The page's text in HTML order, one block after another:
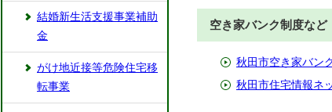
空き家バンク制度など
秋田市空き家バン
秋田市住宅情報ネ
結婚新生活支援事業補助
金
がけ地近接等危険住宅移
転事業